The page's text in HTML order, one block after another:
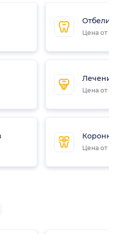
Цена от
Лечение
Цена от
Коронки
Цена от